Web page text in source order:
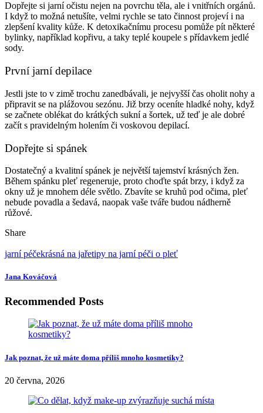
Dopřejte si jarní očistu nejen na povrchu těla, ale i vnitřních orgánů.
I když to možná netušíte, velmi rychle se tato činnost projeví i na
zlepšení kvality kůže. K detoxikačnímu procesu pomůže pít některé
bylinky, například kopřivu, a taky teplé koupele s přídavkem jedlé
sody.
První jarní depilace
Jestli jste to v zimě trochu zanedbávali, je nejvyšší čas oholit nohy a
připravit se na plážovou sezónu. Již brzy oceníte hladké nohy, když
se začnete oblékat do krátkých sukní a šortek, už teď je ale dobré
začít s pravidelným holením či voskovou depilací.
Dopřejte si spánek
Dostatečný a kvalitní spánek je největší tajemství krásných žen.
Během spánku pleť regeneruje, proto choďte spát brzy, i když za
okny už je mnohem déle světlo. Zbavíte se kruhů pod očima, pleť
nebude povadla a šedavá, naopak vaše tváře budou nádherně
růžové.
Share
jarní péčekrásná na jařetipy na jarní péči o pleť
Jana Kováčová
Recommended Posts
Jak poznat, že už máte doma příliš mnoho kosmetiky?
20 června, 2026